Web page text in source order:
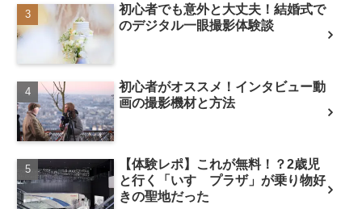
初心者でも意外と大丈夫！結婚式で
のデジタル一眼撮影体験談
初心者がオススメ！インタビュー動
画の撮影機材と方法
【体験レポ】これが無料！？2歳児
と行く「いすゞプラザ」が乗り物好
きの聖地だった